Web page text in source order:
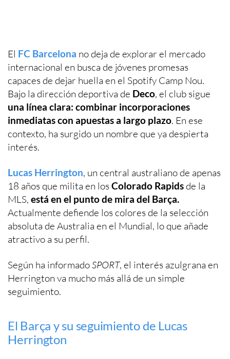
El FC Barcelona no deja de explorar el mercado
internacional en busca de jóvenes promesas
capaces de dejar huella en el Spotify Camp Nou.
Bajo la dirección deportiva de Deco, el club sigue
una línea clara: combinar incorporaciones
inmediatas con apuestas a largo plazo. En ese
contexto, ha surgido un nombre que ya despierta
interés.
Lucas Herrington, un central australiano de apenas
18 años que milita en los Colorado Rapidsde la
MLS, está en el punto de mira del Barça.
Actualmente defiende los colores de la selección
absoluta de Australia en el Mundial, lo que añade
atractivo a su perfil.
Según ha informadoSPORT, el interés azulgrana en
Herrington va mucho más allá de un simple
seguimiento.
El Barça y su seguimiento de Lucas
Herrington